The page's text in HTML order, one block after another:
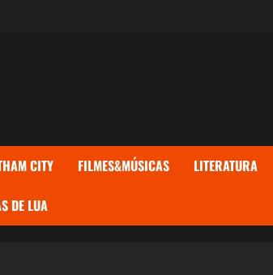
CITY FILMES&MÚSICAS LITERATURA
DE LUA